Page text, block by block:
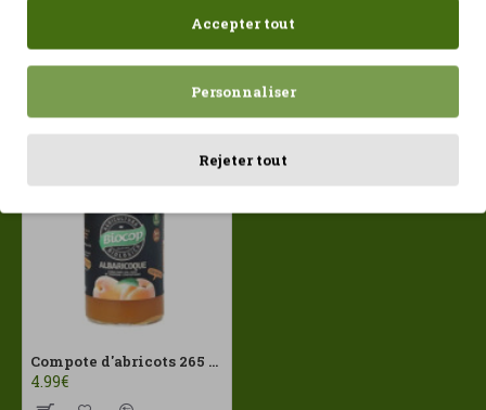
Récemment consulté Les plus vues
Compote d'abricots 265 g Biocop ECO
4.99€
Accepter tout
Personnaliser
Rejeter tout